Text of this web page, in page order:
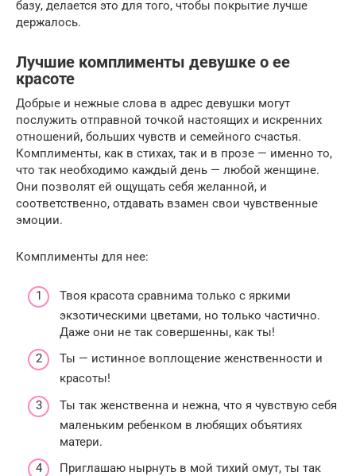
базу, делается это для того, чтобы покрытие лучше
держалось.
Лучшие комплименты девушке о ее
красоте
Добрые и нежные слова в адрес девушки могут
послужить отправной точкой настоящих и искренних
отношений, больших чувств и семейного счастья.
Комплименты, как в стихах, так и в прозе — именно то,
что так необходимо каждый день — любой женщине.
Они позволят ей ощущать себя желанной, и
соответственно, отдавать взамен свои чувственные
эмоции.
Комплименты для нее:
Твоя красота сравнима только с яркими
экзотическими цветами, но только частично.
Даже они не так совершенны, как ты!
Ты — истинное воплощение женственности и
красоты!
Ты так женственна и нежна, что я чувствую себя
маленьким ребенком в любящих объятиях
матери.
Приглашаю нырнуть в мой тихий омут, ты так